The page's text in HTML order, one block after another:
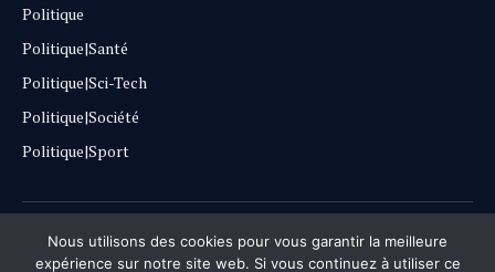
Politique
Politique|Santé
Politique|Sci-Tech
Politique|Société
Politique|Sport
Copyright © 2025Lehautpanel
Nous utilisons des cookies pour vous garantir la meilleure
expérience sur notre site web. Si vous continuez à utiliser ce